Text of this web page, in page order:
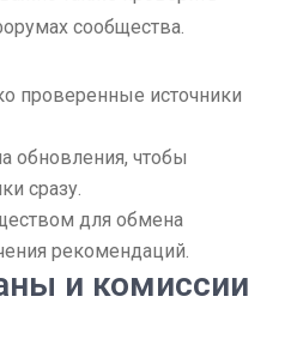
сообщества.
проверенные источники
обновления, чтобы
сразу.
для обмена
рекомендаций.
и комиссии